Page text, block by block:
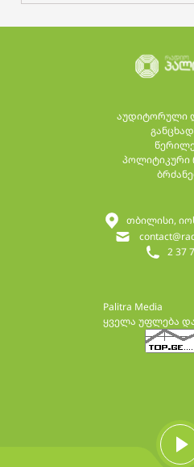
აუდიტორული
პოლიტიკური
Palitra Media
ყველა უფლება
2 37
თბილისი,